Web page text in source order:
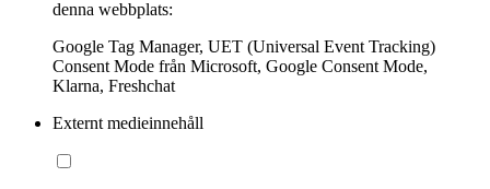
denna webbplats:
Google Tag Manager, UET (Universal Event Tracking)
Consent Mode från Microsoft, Google Consent Mode,
Klarna, Freshchat
Externt medieinnehåll